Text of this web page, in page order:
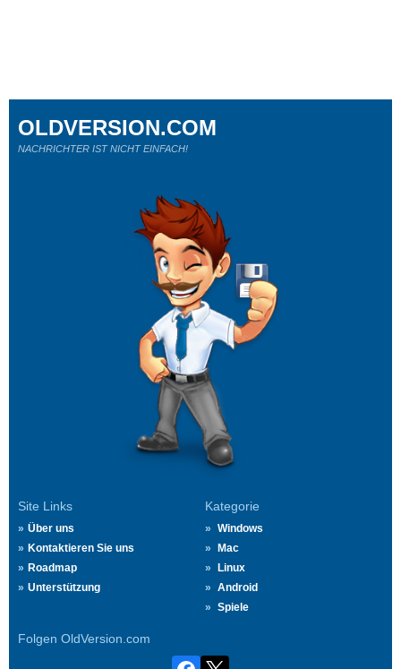
Site Links
Über uns
Kontaktieren Sie uns
Roadmap
Unterstützung
Kategorie
Windows
Mac
Linux
Android
Spiele
Folgen OldVersion.com
OLDVERSION.COM
NACHRICHTER IST NICHT EINFACH!